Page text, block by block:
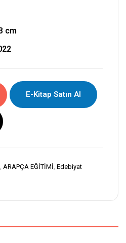
cm
E-Kitap Satın Al
ARAPÇA EĞİTİMİ Edebiyat